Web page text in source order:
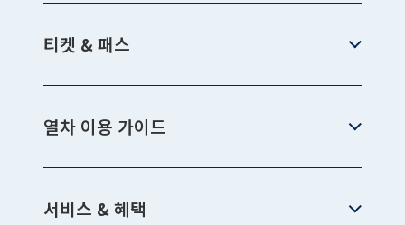
티켓 & 패스
열차 이용 가이드
서비스 & 혜택